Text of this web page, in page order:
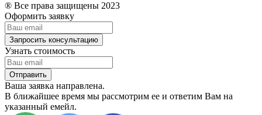
® Все права защищены 2023
Оформить заявку
Запросить консультацию
Узнать стоимость
Отправить
Ваша заявка направлена.
В ближайшее время мы рассмотрим ее и ответим Вам на
указанный емейл.